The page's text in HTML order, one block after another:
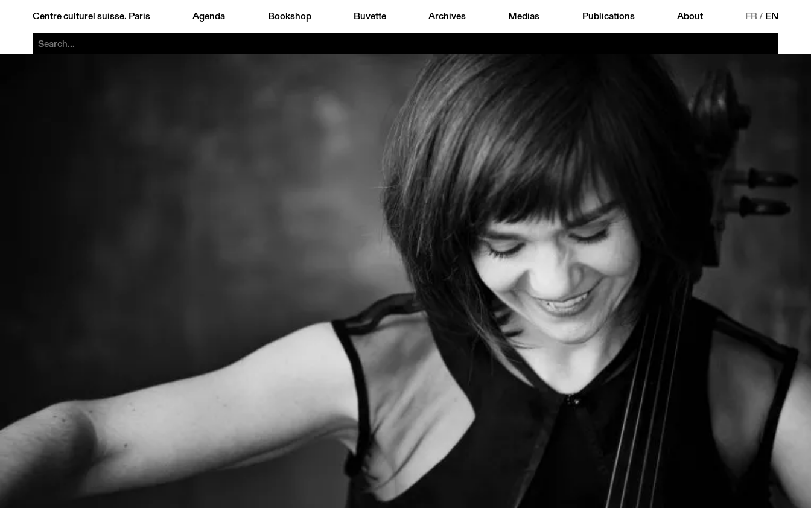
Centre culturel suisse. Paris Agenda Bookshop Buvette Archives Medias Publications About FR/ EN